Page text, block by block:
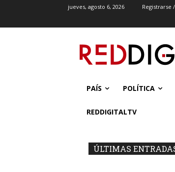
jueves, agosto 6, 2026 Registrarse
PAÍS POLÍTICA
REDDIGITALTV
ÚLTIMAS